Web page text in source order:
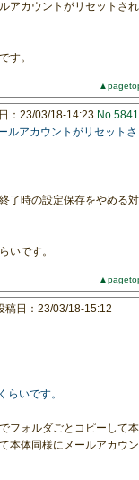
アカウントがリセットされ
す。
：23/03/18-14:23 No.5841
ルアカウントがリセットさ
了時の設定保存をやめる対
いです。
稿日：23/03/18-15:12
いです。
フォルダごとコピーして本
本体同様にメールアカウン